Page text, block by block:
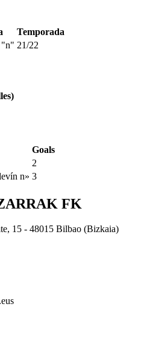
Temporada
"n" 21/22
Goals
2
n» 3
FK
15 - 48015 Bilbao (Bizkaia)